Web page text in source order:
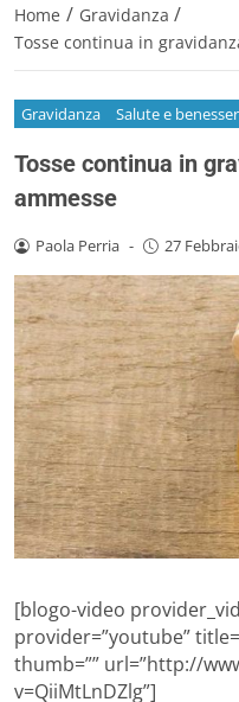
Home / Gravidanza /
Tosse continua in
Gravidanza Salute e
Tosse continua in
ammesse
Paola Perria - 27
[blogo-video
provider=”youtube”
thumb=”” url=”http://
v=QiiMtLnDZlg”]